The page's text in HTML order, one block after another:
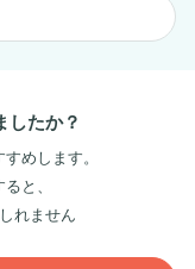
したか？
めします。
と、
れません